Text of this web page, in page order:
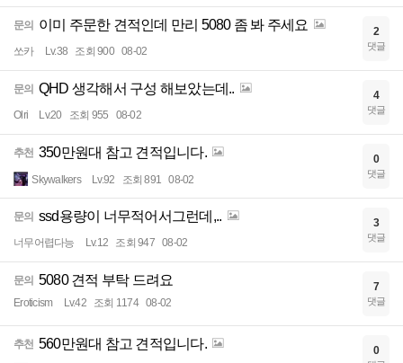
문의 이미 주문한 견적인데 만리 5080 좀 봐 주세요
쏘카 Lv.38 조회 900 08-02
2
댓글
문의 QHD 생각해서 구성 해보았는데..
Olri Lv.20 조회 955 08-02
4
댓글
추천 350만원대 참고 견적입니다.
Skywalkers Lv.92 조회 891 08-02
0
댓글
문의 ssd용량이 너무적어서그런데,..
너무어렵다능 Lv.12 조회 947 08-02
3
댓글
문의 5080 견적 부탁 드려요
Eroticism Lv.42 조회 1174 08-02
7
댓글
추천 560만원대 참고 견적입니다. 0